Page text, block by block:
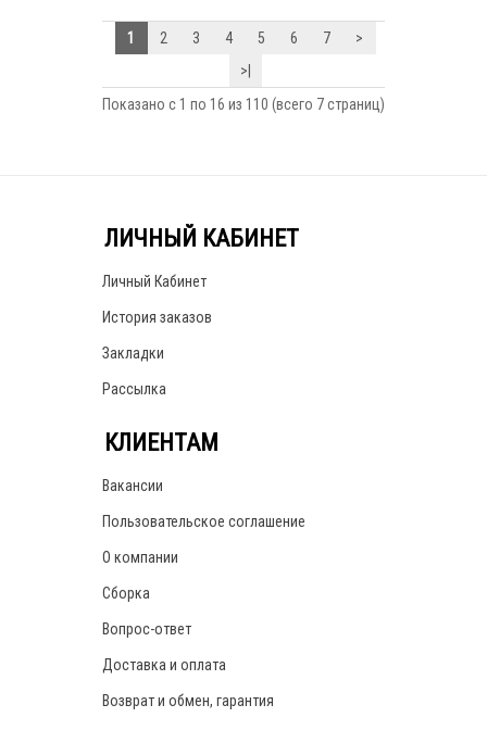
1 2 3 4 5 6 7
>
>|
Показано с 1 по 16 из 110 (всего 7 страниц)
ЛИЧНЫЙ КАБИНЕТ
Личный Кабинет
История заказов
Закладки
Рассылка
КЛИЕНТАМ
Вакансии
Пользовательское соглашение
О компании
Сборка
Вопрос-ответ
Доставка и оплата
Возврат и обмен, гарантия